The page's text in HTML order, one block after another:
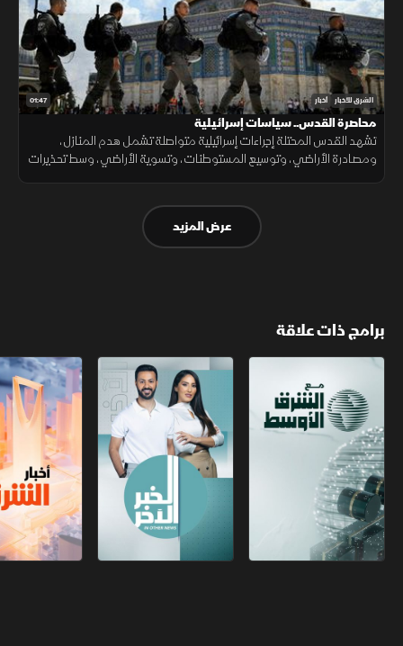
01:47 الشرق للأخبار أخبار
محاصرة القدس.. سياسات إسرائيلية
تشهد القدس المحتلة إجراءات إسرائيلية متواصلة تشمل هدم المنازل،
ومصادرة الأراضي، وتوسيع المستوطنات، وتسوية الأراضي، وسط تحذيرات
عرض المزيد
برامج ذات علاقة
مع الشرق الأوسط الخبر الآخر أخبار الشرق